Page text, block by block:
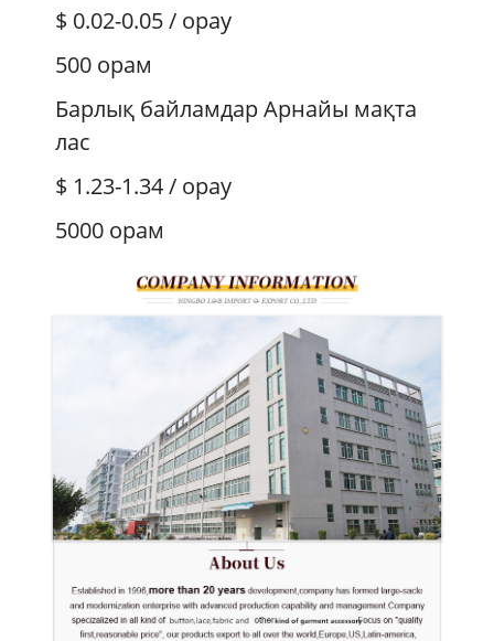
$ 0.02-0.05/ орау
500 орам
Барлық байламдар Арнайы мақта
лас
$ 1.23-1.34/ орау
5000 орам